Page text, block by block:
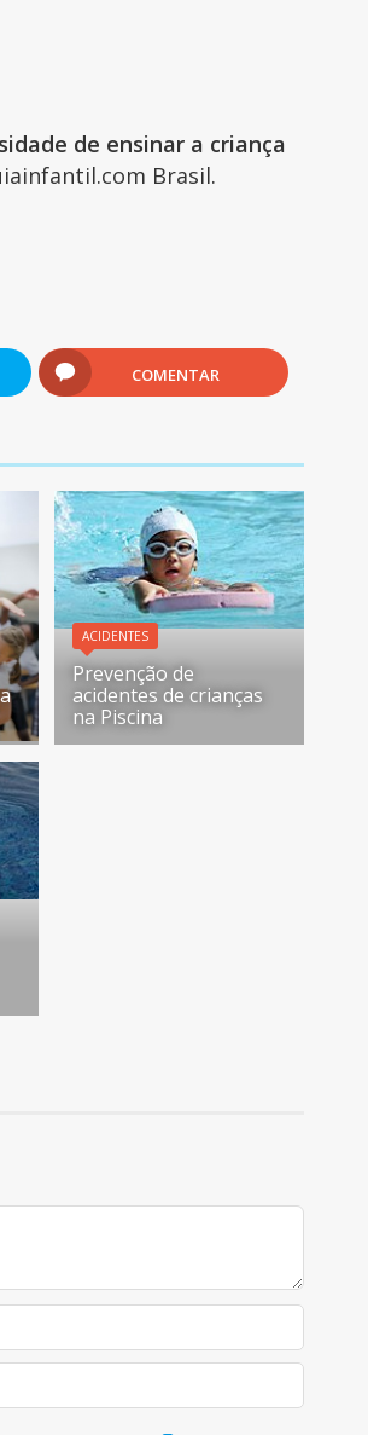
de ensinar a criança
Brasil.
COMENTAR
ACIDENTES
Prevenção de
acidentes de crianças
na Piscina